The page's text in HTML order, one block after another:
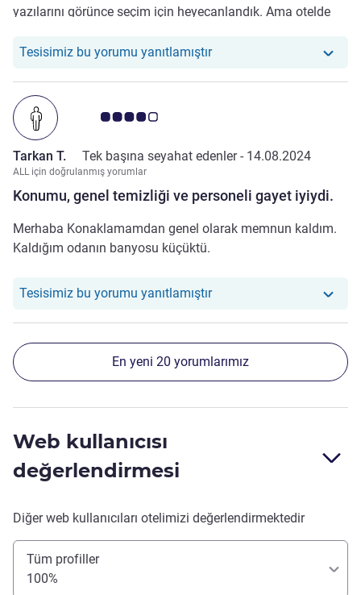
yazılarını görünce seçim için heyecanlandık. Ama otelde
bir kandırmaca gibi geldi. Odamız tekli sandalye ile
Tesisimiz bu yorumu yanıtlamıştırOtelimiz şu yoruma yanıt
Konumu, genel temizliği ve personeli gayet iyiydi.
Avis müşterileri puanı 4.0/5
Tarkan T. Tek başına seyahat edenler - 14.08.2024
ALL için doğrulanmış yorumlar
Merhaba Konaklamamdan genel olarak memnun kaldım.
Kaldığım odanın banyosu küçüktü.
Tesisimiz bu yorumu yanıtlamıştırOtelimiz şu yoruma yanıt
En yeni 20 yorumlarımız
Web kullanıcısı
değerlendirmesi
Diğer web kullanıcıları otelimizi değerlendirmektedir
Tüm profiller
100%